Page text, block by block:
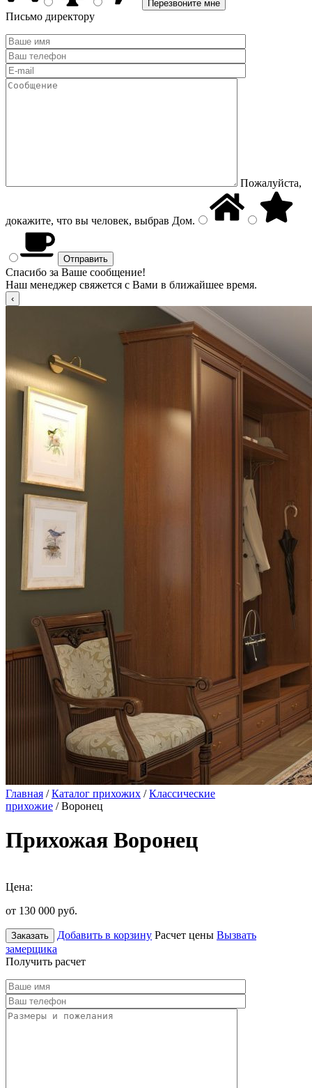
Письмо директору
Пожалуйста,
докажите, что вы человек, выбрав Дом.
Спасибо за Ваше сообщение!
Наш менеджер свяжется с Вами в ближайшее время.
Главная /Каталог прихожих /Классические
прихожие / Воронец
Прихожая Воронец
Цена:
от 130 000 руб.
Заказать Добавить в корзину Расчет цены Вызвать
замерщика
Получить расчет